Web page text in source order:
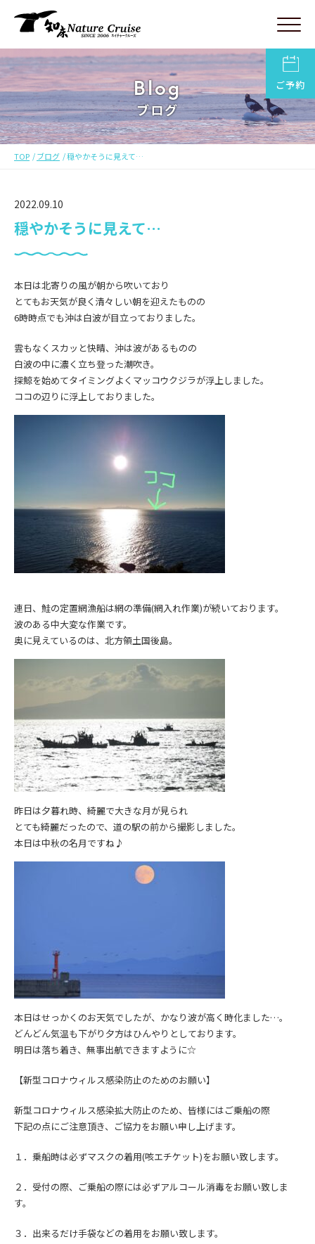
ご予約
Blog
ブログ
TOP ブログ 穏やかそうに見えて…
2022.09.10
穏やかそうに見えて…
本日は北寄りの風が朝から吹いており
とてもお天気が良く清々しい朝を迎えたものの
6時時点でも沖は白波が目立っておりました。
雲もなくスカッと快晴、沖は波があるものの
白波の中に濃く立ち登った潮吹き。
探鯨を始めてタイミングよくマッコウクジラが浮上しました。
ココの辺りに浮上しておりました。
連日、鮭の定置網漁船は網の準備(網入れ作業)が続いております。
波のある中大変な作業です。
奥に見えているのは、北方領土国後島。
昨日は夕暮れ時、綺麗で大きな月が見られ
とても綺麗だったので、道の駅の前から撮影しました。
本日は中秋の名月ですね♪
本日はせっかくのお天気でしたが、かなり波が高く時化ました…。
どんどん気温も下がり夕方はひんやりとしております。
明日は落ち着き、無事出航できますように☆
【新型コロナウィルス感染防止のためのお願い】
新型コロナウィルス感染拡大防止のため、皆様にはご乗船の際
下記の点にご注意頂き、 ご協力をお願い申し上げます。
１．乗船時は必ずマスクの着用(咳エチケット)をお願い致します。
２．受付の際、ご乗船の際には必ずアルコール消毒をお願い致しま
す。
３．出来るだけ手袋などの着用をお願い致します。